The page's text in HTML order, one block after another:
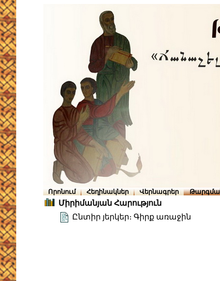
Որոնում Հեղինակներ Վերնագրեր
Միրիմանյան Հարություն
Ընտիր յերկեր։ Գիրք առաջին